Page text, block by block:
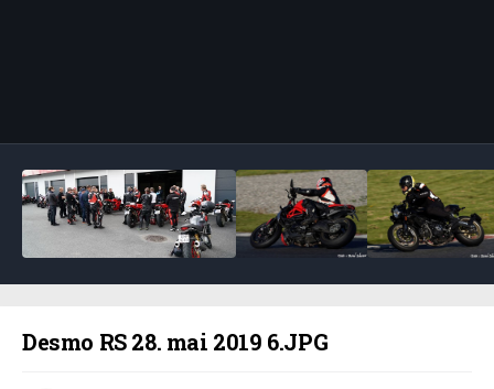
Desmo RS 28. mai 2019 6.JPG